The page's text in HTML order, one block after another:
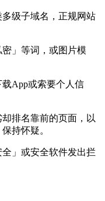
多级子域名，正规网站
密」等词，或图片模
载App或索要个人信
排名靠前的页面，以
持怀疑。
全」或安全软件发出拦